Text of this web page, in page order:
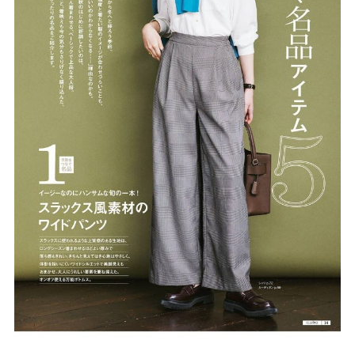
COMPANY
CONTACT